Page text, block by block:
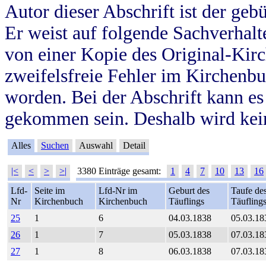
Autor dieser Abschrift ist der
Er weist auf folgende
von einer Kopie des Original-
zweifelsfreie Fehler im
worden. Bei der Abschrift kann
gekommen sein. Deshalb wird
Alles Suchen Auswahl Detail
|< < > >| 3380 Einträge gesamt: 1 4 7 10 13
16
Lfd-
Nr
Seite im
Kirchenbuch
Lfd-Nr im
Kirchenbuch
Geburt des
Täuflings
Taufe
Täuflings
25
1 6 04.03.1838
26
1 7 05.03.1838
27
1 8 06.03.1838